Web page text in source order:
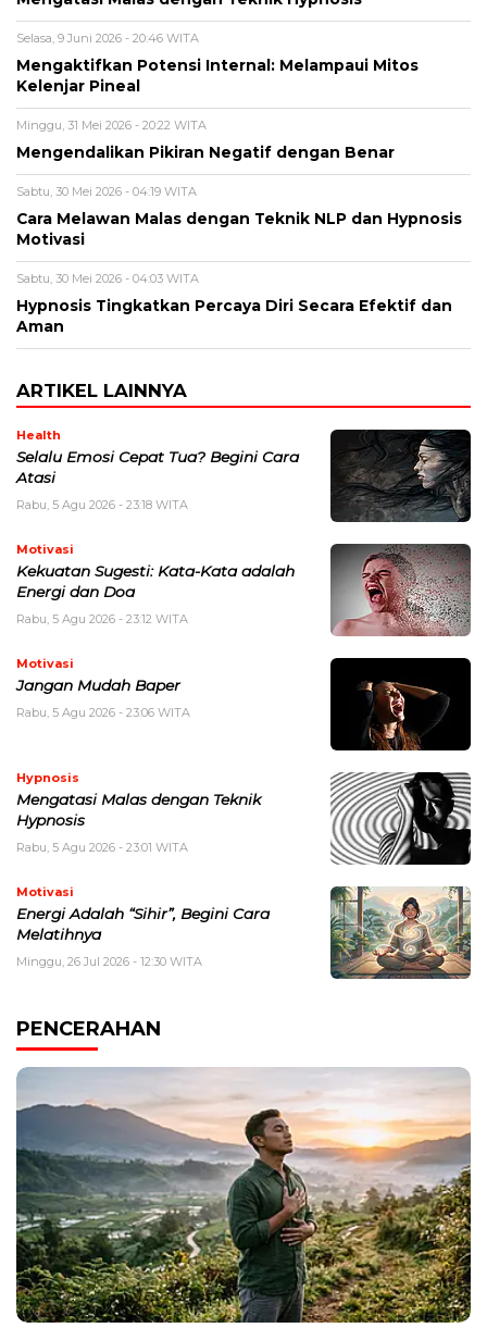
Selasa, 9 Juni 2026 - 20:46 WITA
Mengaktifkan Potensi Internal: Melampaui Mitos
Kelenjar Pineal
Minggu, 31 Mei 2026 - 20:22 WITA
Mengendalikan Pikiran Negatif dengan Benar
Sabtu, 30 Mei 2026 - 04:19 WITA
Cara Melawan Malas dengan Teknik NLP dan Hypnosis
Motivasi
Sabtu, 30 Mei 2026 - 04:03 WITA
Hypnosis Tingkatkan Percaya Diri Secara Efektif dan
Aman
ARTIKEL LAINNYA
Health
Selalu Emosi Cepat Tua? Begini Cara
Atasi
Rabu, 5 Agu 2026 - 23:18 WITA
Motivasi
Kekuatan Sugesti: Kata-Kata adalah
Energi dan Doa
Rabu, 5 Agu 2026 - 23:12 WITA
Motivasi
Jangan Mudah Baper
Rabu, 5 Agu 2026 - 23:06 WITA
Hypnosis
Mengatasi Malas dengan Teknik
Hypnosis
Rabu, 5 Agu 2026 - 23:01 WITA
Motivasi
Energi Adalah “Sihir”, Begini Cara
Melatihnya
Minggu, 26 Jul 2026 - 12:30 WITA
PENCERAHAN